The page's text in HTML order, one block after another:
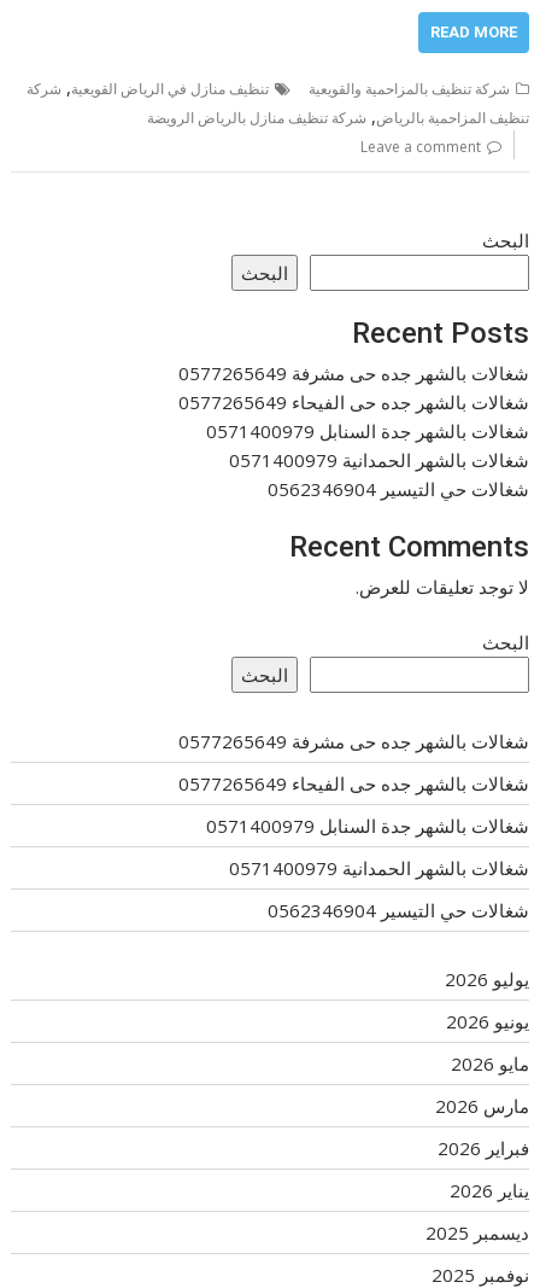
READ MORE
شركة تنظيف بالمزاحمية والقويعية تنظيف منازل في الرياض القويعية, شركة
تنظيف المزاحمية بالرياض, شركة تنظيف منازل بالرياض الرويضة
Leave a comment
البحث
البحث
Recent Posts
شغالات بالشهر جده حى مشرفة 0577265649
شغالات بالشهر جده حى الفيحاء 0577265649
شغالات بالشهر جدة السنابل 0571400979
شغالات بالشهر الحمدانية 0571400979
شغالات حي التيسير 0562346904
Recent Comments
لا توجد تعليقات للعرض.
البحث
البحث
شغالات بالشهر جده حى مشرفة 0577265649
شغالات بالشهر جده حى الفيحاء 0577265649
شغالات بالشهر جدة السنابل 0571400979
شغالات بالشهر الحمدانية 0571400979
شغالات حي التيسير 0562346904
يوليو 2026
يونيو 2026
مايو 2026
مارس 2026
فبراير 2026
يناير 2026
ديسمبر 2025
نوفمبر 2025